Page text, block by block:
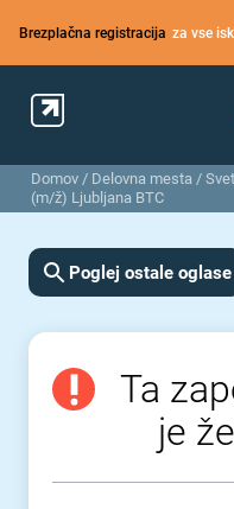
Brezplačna registracija za vse
Domov / Delovna mesta /
(m/ž) Ljubljana BTC
Poglej ostale oglase
Ta
je